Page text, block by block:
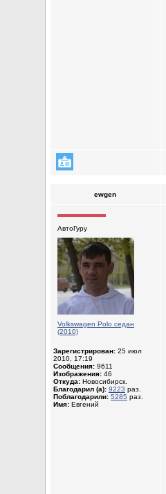
ewgen
АвтоГуру
Volkswagen Polo седан
(2010)
Зарегистрирован: 25 июл
2010, 17:19
Сообщения: 9611
Изображения: 46
Откуда: Новосибирск.
Благодарил (а): 9223 раз.
Поблагодарили: 5285 раз.
Имя: Евгений